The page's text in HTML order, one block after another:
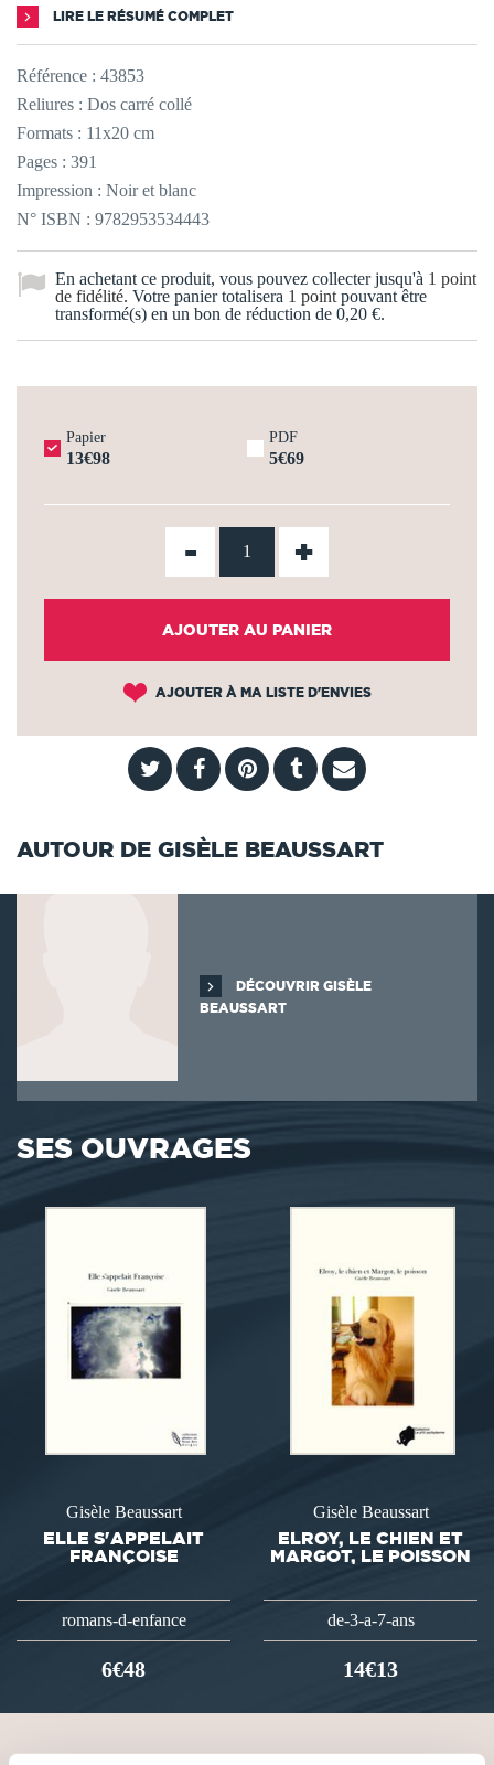
LIRE LE RÉSUMÉ COMPLET
Référence : 43853
Reliures : Dos carré collé
Formats : 11x20 cm
Pages : 391
Impression : Noir et blanc
N° ISBN : 9782953534443
En achetant ce produit, vous pouvez collecter jusqu'à 1 point
de fidélité. Votre panier totalisera 1 point pouvant être
transformé(s) en un bon de réduction de 0,20 €.
Papier
13€98
PDF
5€69
- +
AJOUTER AU PANIER
AJOUTER À MA LISTE D'ENVIES
AUTOUR DE GISÈLE BEAUSSART
DÉCOUVRIR GISÈLE
BEAUSSART
SES OUVRAGES
Gisèle Beaussart
ELLE S'APPELAIT
FRANÇOISE
romans-d-enfance
6€48
Gisèle Beaussart
ELROY, LE CHIEN ET
MARGOT, LE POISSON
de-3-a-7-ans
14€13